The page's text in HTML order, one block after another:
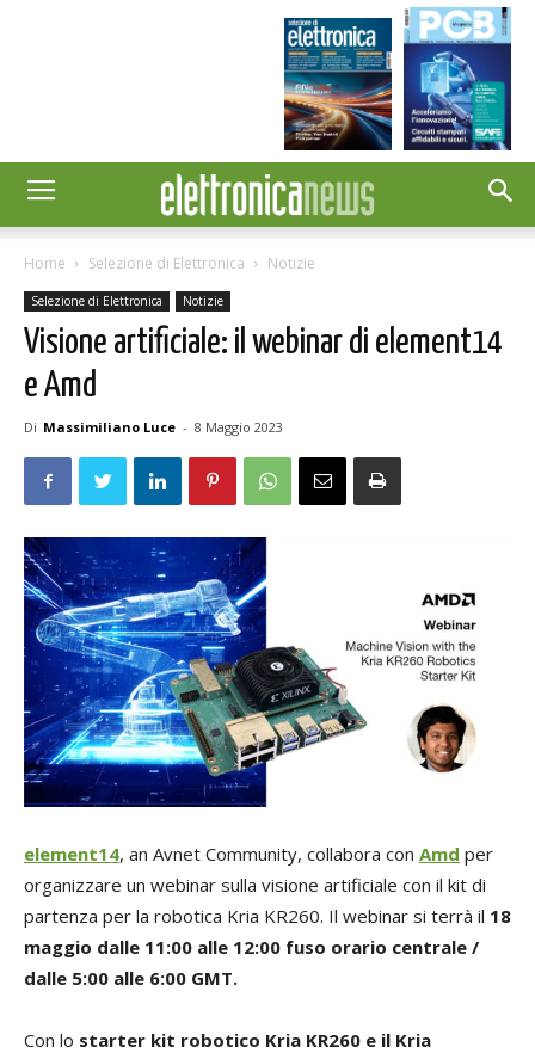
Home Selezione di Elettronica Notizie
Selezione di Elettronica Notizie
Visione artificiale: il webinar di element14
e Amd
Di Massimiliano Luce - 8 Maggio 2023
element14, an Avnet Community, collabora con Amd per
organizzare un webinar sulla visione artificiale con il kit di
partenza per la robotica Kria KR260. Il webinar si terrà il 18
maggio dalle 11:00 alle 12:00 fuso orario centrale /
dalle 5:00 alle 6:00 GMT.
Con lo starter kit robotico Kria KR260 e il Kria